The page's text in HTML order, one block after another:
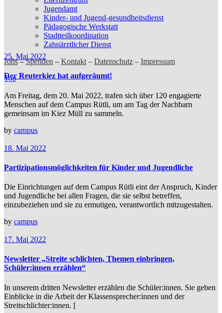
Jugendamt
Kinder- und Jugend-gesundheitsdienst
Pädagogische Werkstatt
Stadtteilkoordination
Zahnärztlicher Dienst
Jobs–Spenden – Kontakt – Datenschutz – Impressum
Top
25. Mai 2022
Der Reuterkiez hat aufgeräumt!
Am Freitag, dem 20. Mai 2022, trafen sich über 120 engagierte
Menschen auf dem Campus Rütli, um am Tag der Nachbarn
gemeinsam im Kiez Müll zu sammeln.
by campus
18. Mai 2022
Partizipationsmöglichkeiten für Kinder und Jugendliche
Die Einrichtungen auf dem Campus Rütli eint der Anspruch, Kinder
und Jugendliche bei allen Fragen, die sie selbst betreffen,
einzubeziehen und sie zu ermutigen, verantwortlich mitzugestalten.
by campus
17. Mai 2022
Newsletter „Streite schlichten, Themen einbringen,
Schüler:innen erzählen“
In unserem dritten Newsletter erzählen die Schüler:innen. Sie geben
Einblicke in die Arbeit der Klassensprecher:innen und der
Streitschlichter:innen. [